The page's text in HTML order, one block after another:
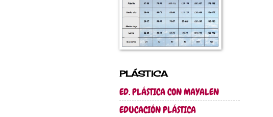
PLÁSTICA
ED. PLÁSTICA CON MAYALEN
EDUCACIÓN PLÁSTICA